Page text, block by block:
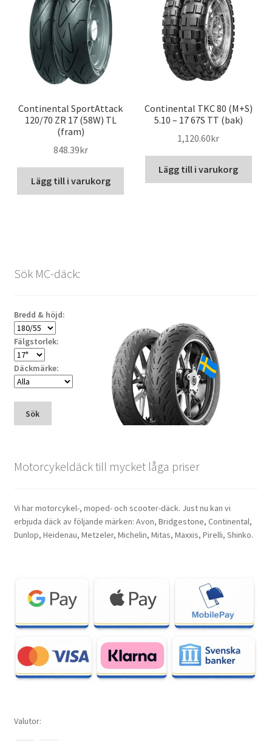
Continental SportAttack
120/70 ZR 17 (58W) TL
(fram)
848.39kr
Lägg till i varukorg
Continental TKC 80 (M+S)
5.10 – 17 67S TT (bak)
1,120.60kr
Lägg till i varukorg
Sök MC-däck:
Bredd & höjd:
Fälgstorlek:
Däckmärke:
Sök
Motorcykeldäck till mycket låga priser
Vi har motorcykel-, moped- och scooter-däck. Just nu kan vi
erbjuda däck av följande märken: Avon, Bridgestone, Continental,
Dunlop, Heidenau, Metzeler, Michelin, Mitas, Maxxis, Pirelli, Shinko.
Valutor: